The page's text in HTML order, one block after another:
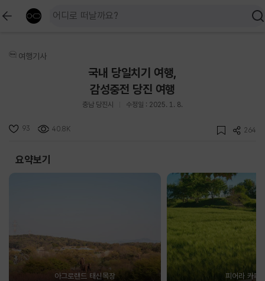
여행기사
국내 당일치기 여행,
감성충전 당진 여행
충남 당진시 수정일 : 2025. 1. 8.
93 40.8K 264
요약보기
아그로랜드 태신목장 피어라 카페